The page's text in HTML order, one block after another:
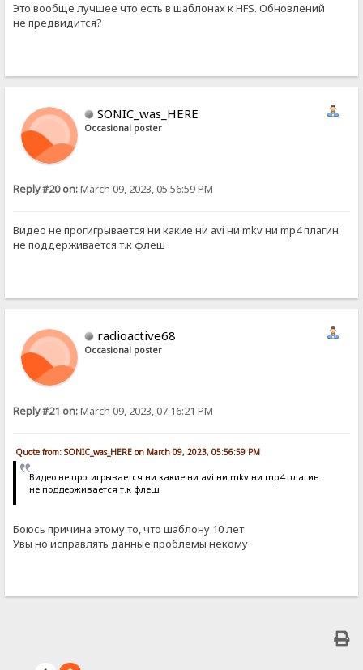
Это вообще лучшее что есть в шаблонах к HFS. Обновлений
не предвидится?
SONIC_was_HERE
Occasional poster
Reply #20 on:March 09, 2023, 05:56:59 PM
Видео не прогигрывается ни какие ни avi ни mkv ни mp4 плагин
не поддерживается т.к флеш
radioactive68
Occasional poster
Reply #21 on:March 09, 2023, 07:16:21 PM
Quote from: SONIC_was_HERE on March 09, 2023, 05:56:59 PM
Видео не прогигрывается ни какие ни avi ни mkv ни mp4 плагин
не поддерживается т.к флеш
Боюсь причина этому то, что шаблону 10 лет
Увы но исправлять данные проблемы некому